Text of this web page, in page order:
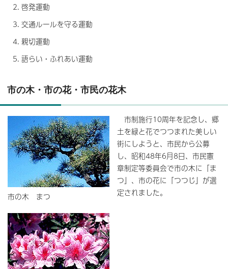
啓発運動
交通ルールを守る運動
親切運動
語らい・ふれあい運動
市の木・市の花・市民の花木
市の木 まつ
市制施行10周年を記念し、郷
土を緑と花でつつまれた美しい
街にしようと、市民から公募
し、昭和48年6月8日、市民憲
章制定等委員会で市の木に「ま
つ」、市の花に「つつじ」が選
定されました。